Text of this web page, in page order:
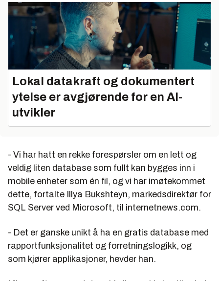
Lokal datakraft og dokumentert
ytelse er avgjørende for en AI-
utvikler
- Vi har hatt en rekke forespørsler om en lett og
veldig liten database som fullt kan bygges inn i
mobile enheter som én fil, og vi har imøtekommet
dette, fortalte Illya Bukshteyn, markedsdirektør for
SQL Server ved Microsoft, til internetnews.com.
- Det er ganske unikt å ha en gratis database med
rapportfunksjonalitet og forretningslogikk, og
som kjører applikasjoner, hevder han.